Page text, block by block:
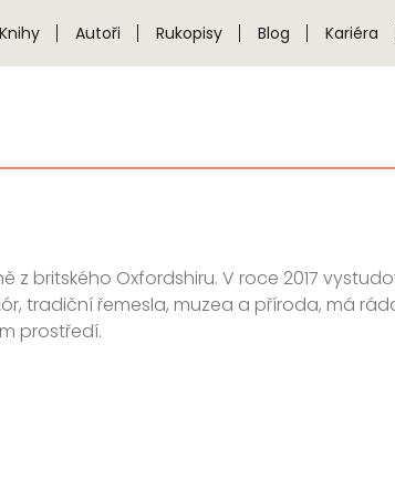
Knihy Autoři Rukopisy Blog Kariéra
z britského Oxfordshiru. V roce 2017
tradiční řemesla, muzea a příroda, má
prostředí.